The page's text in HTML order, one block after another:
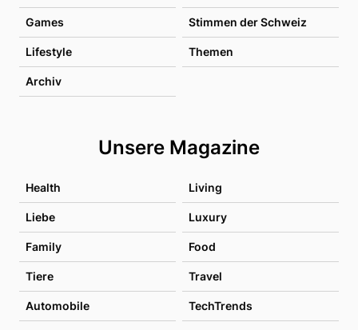
Games Stimmen der Schweiz
Lifestyle Themen
Archiv
Unsere Magazine
Health Living
Liebe Luxury
Family Food
Tiere Travel
Automobile TechTrends